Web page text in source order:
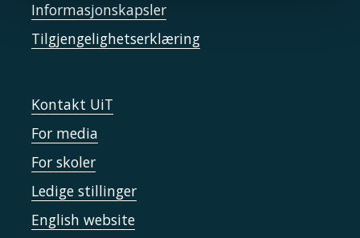
Informasjonskapsler
Tilgjengelighetserklæring
Kontakt UiT
For media
For skoler
Ledige stillinger
English website